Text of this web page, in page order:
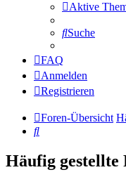
Aktive
Suche
FAQ
Anmelden
Registrieren
Foren-Übersicht
Suche
Häufig gestellte